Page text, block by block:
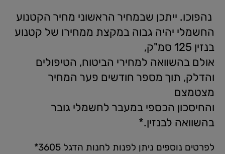
נהפוכו. ייתכן שבמחיר הראשוני מחיר הקטנוע
החשמלי יהיה גבוה במקצת ממחירו של קטנוע
בנזין 125 סמ"ק,
אולם בהשוואה למחירי הביטוח, הטיפולים
והדלק, תוך מספר חודשים פער המחיר
מצטמצם
והחיסכון הכספי במעבר לחשמלי גובר
בהשוואה לבנזין.*
לפרטים נוספים ניתן לפנות לחנות הדגל 3605*